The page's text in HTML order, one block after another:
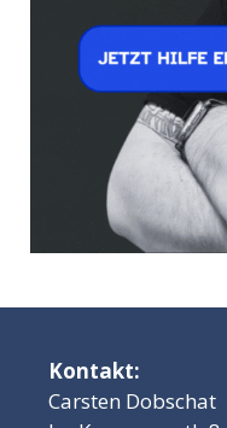
Kontakt:
Carsten Dobschat